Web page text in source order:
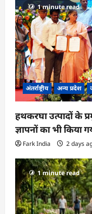
a
t
i
o
n
1 minute read
अंतर्राष्ट्रीय अन्य प्रदेश
हथकरघा उत्पादों के
ज्ञापनों का भी किया
Fark India 2 days
1 minute read